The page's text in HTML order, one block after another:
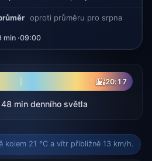
oproti průměru pro srpna
·09:00
🌇20:17
min denního světla
kolem 21 °C a vítr přibližně 13 km/h.